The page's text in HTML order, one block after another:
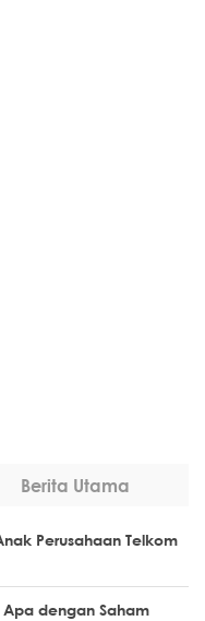
Berita Utama
Perusahaan Telkom
Apa dengan Saham